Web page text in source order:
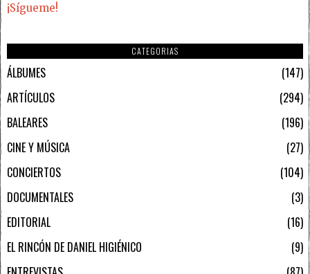
¡Sígueme!
CATEGORIAS
ÁLBUMES
147
ARTÍCULOS
294
BALEARES
196
CINE Y MÚSICA
27
CONCIERTOS
104
DOCUMENTALES
3
EDITORIAL
16
EL RINCÓN DE DANIEL HIGIÉNICO
9